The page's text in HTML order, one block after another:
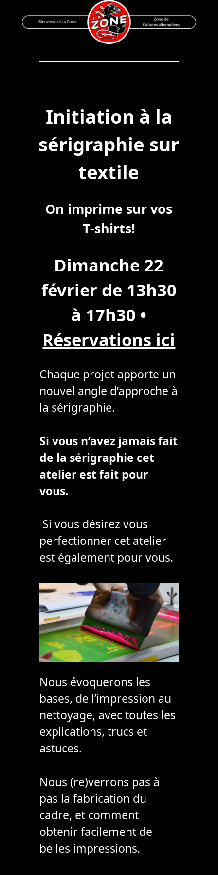
to
Bienvenue à La Zone
Zone de Cultures Alternatives
Initiation à la
sérigraphie sur
textile
On imprime sur vos
T-shirts!
Dimanche 22
février de 13h30
à 17h30 •
Réservations ici
Chaque projet apporte un
nouvel angle d’approche à
la sérigraphie.
Si vous n’avez jamais fait
de la sérigraphie cet
atelier est fait pour
vous.
Si vous désirez vous
perfectionner cet atelier
est également pour vous.
Nous évoquerons les
bases, de l’impression au
nettoyage, avec toutes les
explications, trucs et
astuces.
Nous (re)verrons pas à
pas la fabrication du
cadre, et comment
obtenir facilement de
belles impressions.